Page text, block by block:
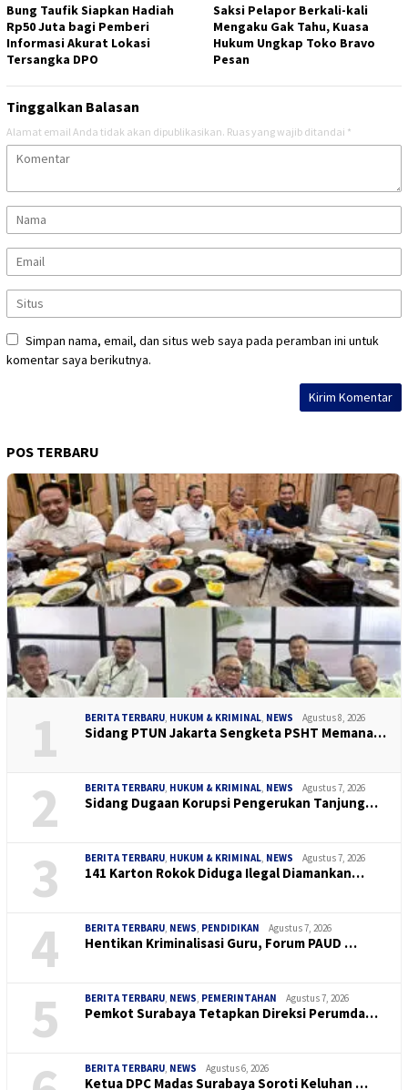
Bung Taufik Siapkan Hadiah
Rp50 Juta bagi Pemberi
Informasi Akurat Lokasi
Tersangka DPO
Saksi Pelapor Berkali-kali
Mengaku Gak Tahu, Kuasa
Hukum Ungkap Toko Bravo
Pesan
Tinggalkan Balasan
Alamat email Anda tidak akan dipublikasikan. Ruas yang wajib ditandai *
Simpan nama, email, dan situs web saya pada peramban ini untuk
komentar saya berikutnya.
POS TERBARU
1 BERITA TERBARU HUKUM & KRIMINAL NEWS Agustus 8, 2026
Sidang PTUN Jakarta Sengketa PSHT Memana…
2 BERITA TERBARU HUKUM & KRIMINAL NEWS Agustus 7, 2026
Sidang Dugaan Korupsi Pengerukan Tanjung…
3 BERITA TERBARU HUKUM & KRIMINAL NEWS Agustus 7, 2026
141 Karton Rokok Diduga Ilegal Diamankan…
4 BERITA TERBARU NEWS PENDIDIKAN Agustus 7, 2026
Hentikan Kriminalisasi Guru, Forum PAUD …
5 BERITA TERBARU NEWS PEMERINTAHAN Agustus 7, 2026
Pemkot Surabaya Tetapkan Direksi Perumda…
BERITA TERBARU NEWS Agustus 6, 2026
Ketua DPC Madas Surabaya Soroti Keluhan …